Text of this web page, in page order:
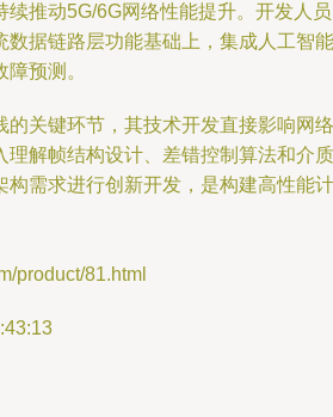
续推动5G/6G网络性能提升。开发人
数据链路层功能基础上，集成人工智能
预测。
的关键环节，其技术开发直接影响网络
理解帧结构设计、差错控制算法和介质
构需求进行创新开发，是构建高性能计
product/81.html